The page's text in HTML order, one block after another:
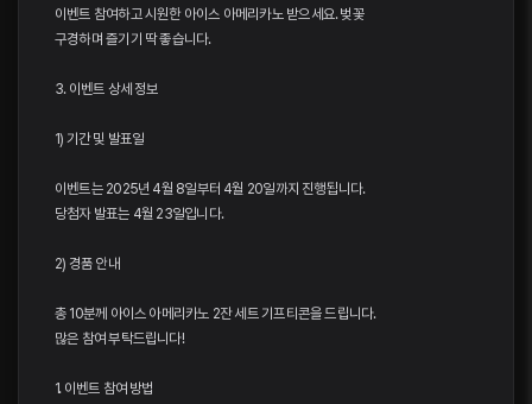
이벤트 참여하고 시원한 아이스 아메리카노 받으세요. 벚꽃
구경하며 즐기기 딱 좋습니다.
3. 이벤트 상세 정보
1) 기간 및 발표일
이벤트는 2025년 4월 8일부터 4월 20일까지 진행됩니다.
당첨자 발표는 4월 23일입니다.
2) 경품 안내
총 10분께 아이스 아메리카노 2잔 세트 기프티콘을 드립니다.
많은 참여 부탁드립니다!
1. 이벤트 참여 방법